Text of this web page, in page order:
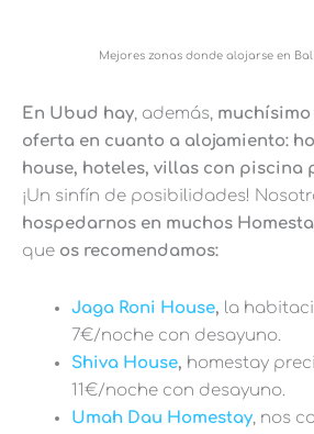
Mejores zonas donde alojarse en
En Ubud hay, además,
oferta en cuanto a alojamiento:
house, hoteles, villas con piscina
¡Un sinfín de posibilidades!
hospedarnos en muchos
que os recomendamos:
Jaga Roni House, la
7€/noche con desayuno.
Shiva House, homestay
11€/noche con desayuno.
Umah Dau Homestay, nos